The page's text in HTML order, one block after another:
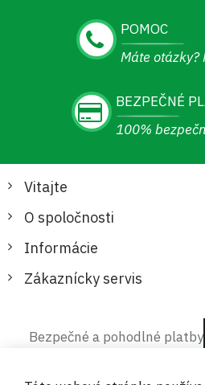
POMOC
Máte otázky?
BEZPEČNÉ
100%
Vitajte
O spoločnosti
Informácie
Zákaznícky servis
Bezpečné a pohodlné platby